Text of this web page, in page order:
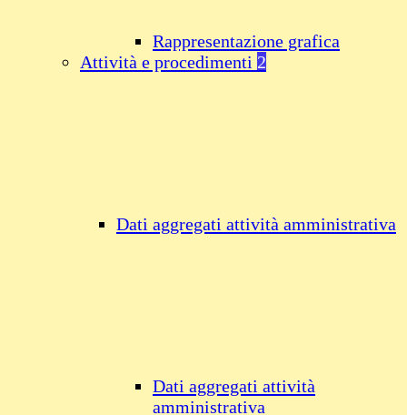
Rappresentazione grafica
Attività e procedimenti 2
Dati aggregati attività amministrativa
Dati aggregati attività
amministrativa